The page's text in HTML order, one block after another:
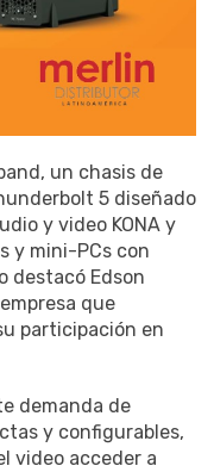
un chasis de
5 diseñado
y video KONA y
y mini-PCs con
destacó Edson
que
participación en
demanda de
y configurables,
video acceder a